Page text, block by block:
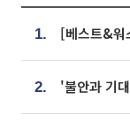
1.
2.